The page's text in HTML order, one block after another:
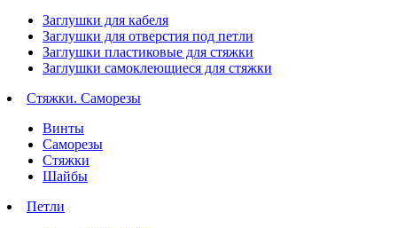
Заглушки для кабеля
Заглушки для отверстия под петли
Заглушки пластиковые для стяжки
Заглушки самоклеющиеся для стяжки
Стяжки. Саморезы
Винты
Саморезы
Стяжки
Шайбы
Петли